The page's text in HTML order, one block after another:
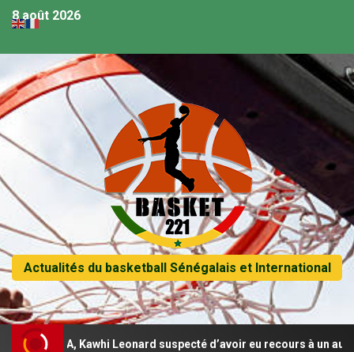
8 août 2026
Actualités du basketball Sénégalais et International
NBA, Kawhi Leonard suspecté d’avoir eu recours à un autre